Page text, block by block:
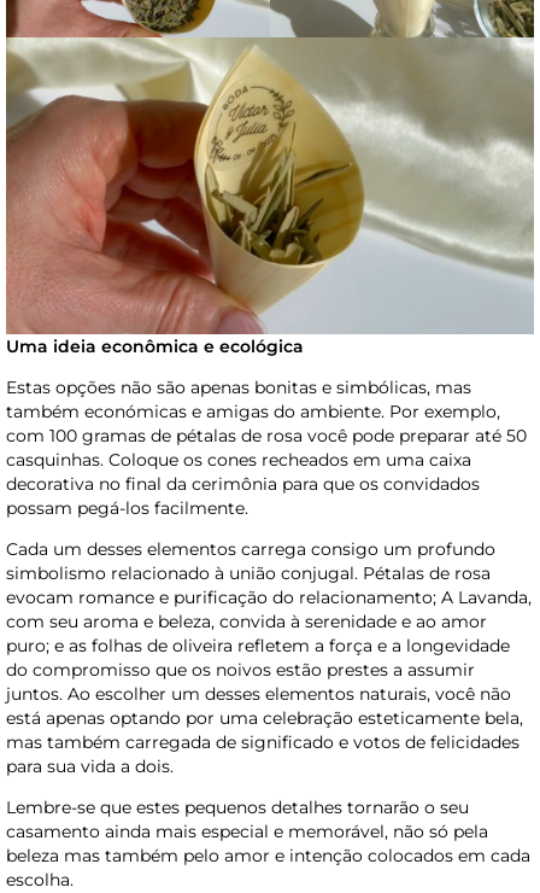
Uma ideia econômica e ecológica
Estas opções não são apenas bonitas e simbólicas, mas
também económicas e amigas do ambiente. Por exemplo,
com 100 gramas de pétalas de rosa você pode preparar até 50
casquinhas. Coloque os cones recheados em uma caixa
decorativa no final da cerimônia para que os convidados
possam pegá-los facilmente.
Cada um desses elementos carrega consigo um profundo
simbolismo relacionado à união conjugal. Pétalas de rosa
evocam romance e purificação do relacionamento; A Lavanda,
com seu aroma e beleza, convida à serenidade e ao amor
puro; e as folhas de oliveira refletem a força e a longevidade
do compromisso que os noivos estão prestes a assumir
juntos. Ao escolher um desses elementos naturais, você não
está apenas optando por uma celebração esteticamente bela,
mas também carregada de significado e votos de felicidades
para sua vida a dois.
Lembre-se que estes pequenos detalhes tornarão o seu
casamento ainda mais especial e memorável, não só pela
beleza mas também pelo amor e intenção colocados em cada
escolha.